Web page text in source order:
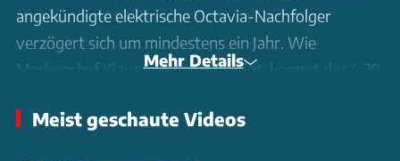
angekündigte elektrische Octavia-Nachfolger
verzögert sich um mindestens ein Jahr. Wie
Markenchef Klaus Zellmer bestätigt, kommt der 4,70
Markt.
Mehr Details
Meist geschaute Videos